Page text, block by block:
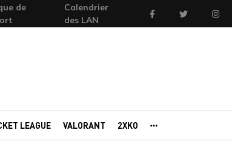
de
Calendrier
des LAN
FacebookTwitter
LEAGUE VALORANT 2XKO